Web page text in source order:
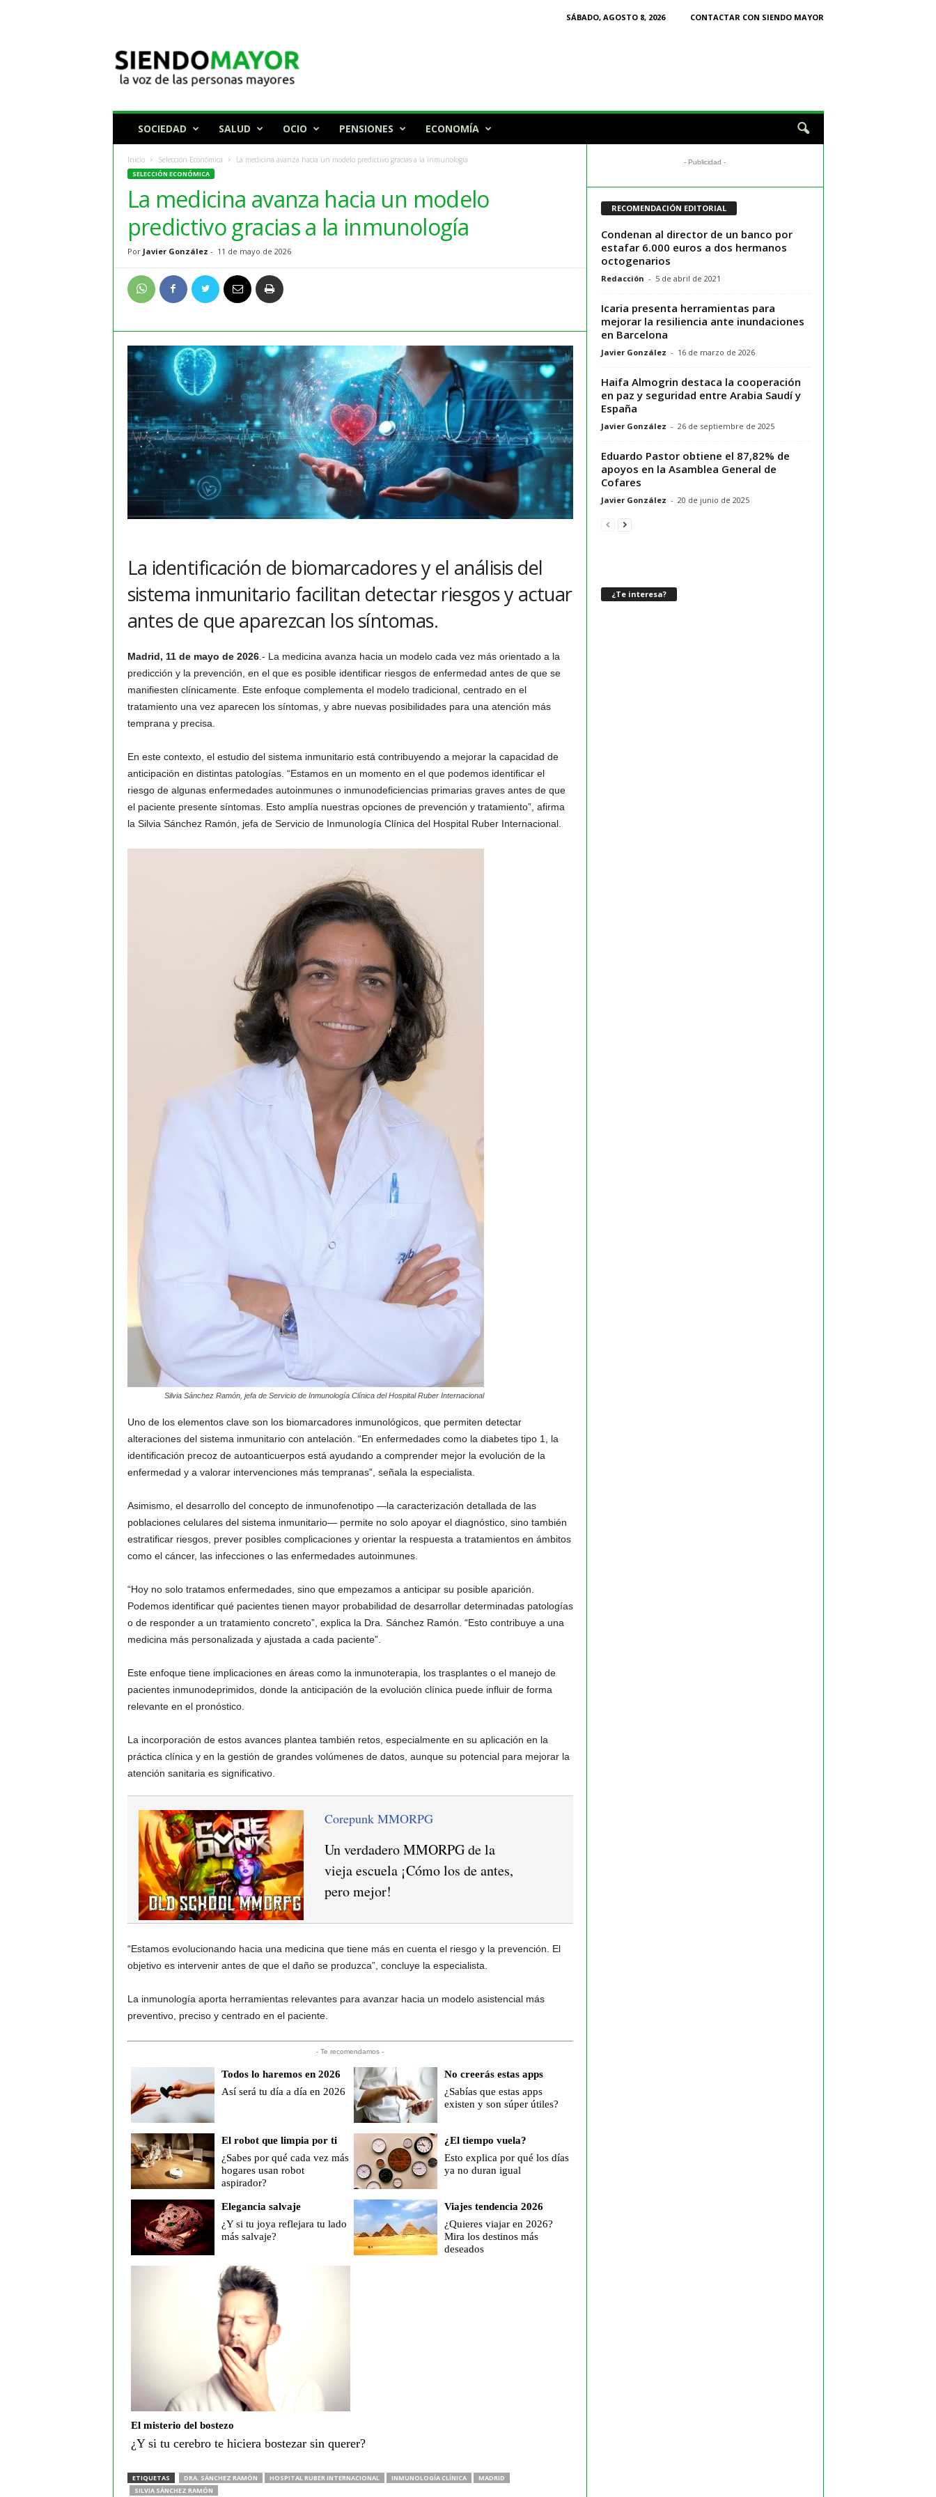
SÁBADO, AGOSTO 8, 2026
CONTACTAR CON SIENDO MAYOR
o
SOCIEDAD SALUD OCIO PENSIONES ECONOMÍA
Inicio Selección Económica La medicina avanza hacia un modelo predictivo gracias a la inmunología
SELECCIÓN ECONÓMICA
La medicina avanza hacia un modelo
predictivo gracias a la inmunología
Por Javier González - 11 de mayo de 2026
La identificación de biomarcadores y el análisis del
sistema inmunitario facilitan detectar riesgos y actuar
antes de que aparezcan los síntomas.
Madrid, 11 de mayo de 2026.- La medicina avanza hacia un modelo cada vez más orientado a la
predicción y la prevención, en el que es posible identificar riesgos de enfermedad antes de que se
manifiesten clínicamente. Este enfoque complementa el modelo tradicional, centrado en el
tratamiento una vez aparecen los síntomas, y abre nuevas posibilidades para una atención más
temprana y precisa.
En este contexto, el estudio del sistema inmunitario está contribuyendo a mejorar la capacidad de
anticipación en distintas patologías. “Estamos en un momento en el que podemos identificar el
riesgo de algunas enfermedades autoinmunes o inmunodeficiencias primarias graves antes de que
el paciente presente síntomas. Esto amplía nuestras opciones de prevención y tratamiento”, afirma
la Silvia Sánchez Ramón, jefa de Servicio de Inmunología Clínica del Hospital Ruber Internacional.
Silvia Sánchez Ramón, jefa de Servicio de Inmunología Clínica del Hospital Ruber Internacional
Uno de los elementos clave son los biomarcadores inmunológicos, que permiten detectar
alteraciones del sistema inmunitario con antelación. “En enfermedades como la diabetes tipo 1, la
identificación precoz de autoanticuerpos está ayudando a comprender mejor la evolución de la
enfermedad y a valorar intervenciones más tempranas”, señala la especialista.
Asimismo, el desarrollo del concepto de inmunofenotipo —la caracterización detallada de las
poblaciones celulares del sistema inmunitario— permite no solo apoyar el diagnóstico, sino también
estratificar riesgos, prever posibles complicaciones y orientar la respuesta a tratamientos en ámbitos
como el cáncer, las infecciones o las enfermedades autoinmunes.
“Hoy no solo tratamos enfermedades, sino que empezamos a anticipar su posible aparición.
Podemos identificar qué pacientes tienen mayor probabilidad de desarrollar determinadas patologías
o de responder a un tratamiento concreto”, explica la Dra. Sánchez Ramón. “Esto contribuye a una
medicina más personalizada y ajustada a cada paciente”.
Este enfoque tiene implicaciones en áreas como la inmunoterapia, los trasplantes o el manejo de
pacientes inmunodeprimidos, donde la anticipación de la evolución clínica puede influir de forma
relevante en el pronóstico.
La incorporación de estos avances plantea también retos, especialmente en su aplicación en la
práctica clínica y en la gestión de grandes volúmenes de datos, aunque su potencial para mejorar la
atención sanitaria es significativo.
Corepunk MMORPG
Un verdadero MMORPG de la
vieja escuela ¡Cómo los de antes,
pero mejor!
“Estamos evolucionando hacia una medicina que tiene más en cuenta el riesgo y la prevención. El
objetivo es intervenir antes de que el daño se produzca”, concluye la especialista.
La inmunología aporta herramientas relevantes para avanzar hacia un modelo asistencial más
preventivo, preciso y centrado en el paciente.
- Te recomendamos -
Todos lo haremos en 2026
Así será tu día a día en 2026
No creerás estas apps
¿Sabías que estas apps
existen y son súper útiles?
El robot que limpia por ti
¿Sabes por qué cada vez más
hogares usan robot
aspirador?
¿El tiempo vuela?
Esto explica por qué los días
ya no duran igual
Elegancia salvaje
¿Y si tu joya reflejara tu lado
más salvaje?
Viajes tendencia 2026
¿Quieres viajar en 2026?
Mira los destinos más
deseados
El misterio del bostezo
¿Y si tu cerebro te hiciera bostezar sin querer?
ETIQUETAS DRA. SÁNCHEZ RAMÓN HOSPITAL RUBER INTERNACIONAL INMUNOLOGÍA CLÍNICA
MADRID
SILVIA SÁNCHEZ RAMÓN
- Publicidad -
RECOMENDACIÓN EDITORIAL
Condenan al director de un banco por
estafar 6.000 euros a dos hermanos
octogenarios
Redacción - 5 de abril de 2021
Icaria presenta herramientas para
mejorar la resiliencia ante inundaciones
en Barcelona
Javier González - 16 de marzo de 2026
Haifa Almogrin destaca la cooperación
en paz y seguridad entre Arabia Saudí y
España
Javier González - 26 de septiembre de 2025
Eduardo Pastor obtiene el 87,82% de
apoyos en la Asamblea General de
Cofares
Javier González - 20 de junio de 2025
¿Te interesa?